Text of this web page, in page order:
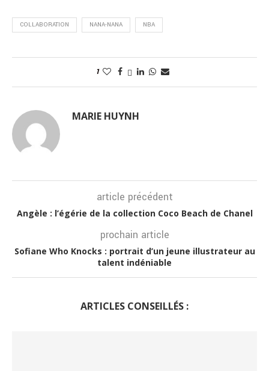
COLLABORATION NANA-NANA NBA
1
MARIE HUYNH
article précédent
Angèle : l’égérie de la collection Coco Beach de Chanel
prochain article
Sofiane Who Knocks : portrait d’un jeune illustrateur au
talent indéniable
ARTICLES CONSEILLÉS :